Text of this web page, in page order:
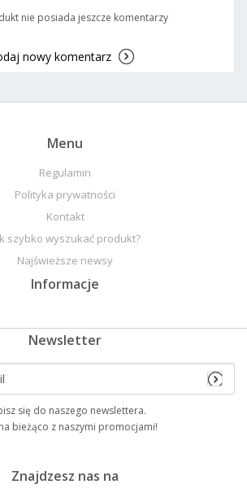
nie posiada jeszcze komentarzy
nowy komentarz
Menu
Regulamin
Polityka prywatności
Kontakt
szybko wyszukać produkt?
Najświeższe newsy
Informacje
Newsletter
się do naszego newslettera.
bieżąco z naszymi promocjami!
Znajdzesz nas na